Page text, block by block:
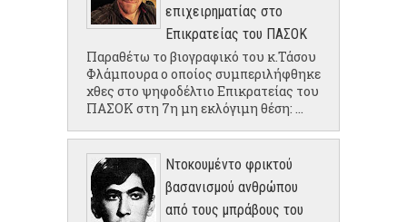
επιχειρηματίας στο
Επικρατείας του ΠΑΣΟΚ
Παραθέτω το βιογραφικό του κ.Τάσου
Φλάμπουρα ο οποίος συμπεριλήφθηκε
χθες στο ψηφοδέλτιο Επικρατείας του
ΠΑΣΟΚ στη 7η μη εκλόγιμη θέση: ...
Ντοκουμέντο φρικτού
βασανισμού ανθρώπου
από τους μπράβους του